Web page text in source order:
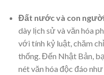
Đất nước và con
dày lịch sử và văn hóa
với tính kỷ luật, chăm
thống. Đến Nhật Bản,
nét văn hóa độc đáo